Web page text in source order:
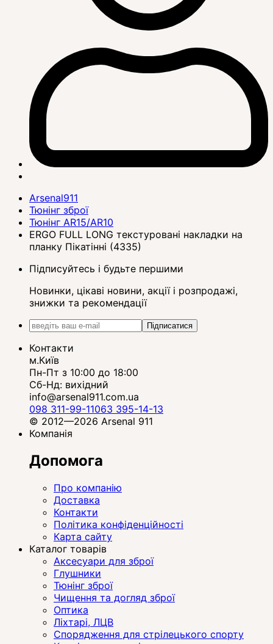
Arsenal911
Тюнінг зброї
Тюнінг AR15/AR10
ERGO FULL LONG текстуровані накладки на
планку Пікатінні (4335)
Підписуйтесь і будьте першими
Новинки, цікаві новини, акції і розпродажі,
знижки та рекомендації
Підписатися
Контакти
м.Київ
Пн-Пт з 10:00 до 18:00
Сб-Нд: вихідний
info@arsenal911.com.ua
098 311-99-11063 395-14-13
© 2012—2026 Arsenal 911
Компанія
Допомога
Про компанію
Доставка
Контакти
Політика конфіденційності
Карта сайту
Каталог товарів
Аксесуари для зброї
Глушники
Тюнінг зброї
Чищення та догляд зброї
Оптика
Ліхтарі, ЛЦВ
Спорядження для стрілецького спорту